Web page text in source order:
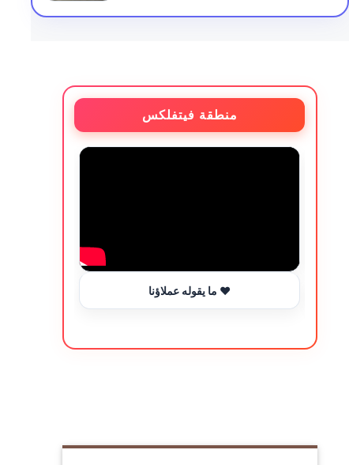
منطقة فيتفلكس
ما يقوله عملاؤنا ❤️